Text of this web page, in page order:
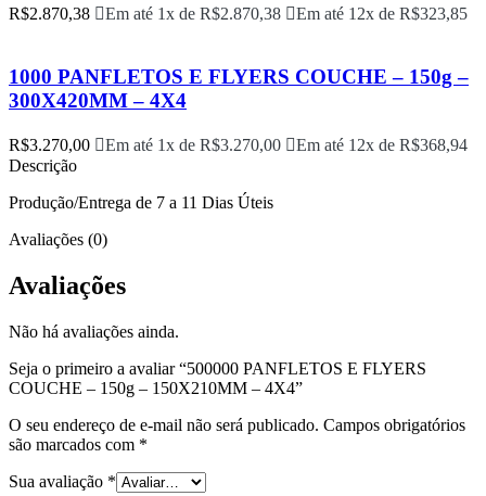
R$2.870,38 Em até 1x de R$2.870,38 Em até 12x de R$323,85
1000 PANFLETOS E FLYERS COUCHE – 150g –
300X420MM – 4X4
R$3.270,00 Em até 1x de R$3.270,00 Em até 12x de R$368,94
Descrição
Produção/Entrega de 7 a 11 Dias Úteis
Avaliações (0)
Avaliações
Não há avaliações ainda.
Seja o primeiro a avaliar “500000 PANFLETOS E FLYERS
COUCHE – 150g – 150X210MM – 4X4”
O seu endereço de e-mail não será publicado. Campos obrigatórios
são marcados com *
Sua avaliação *